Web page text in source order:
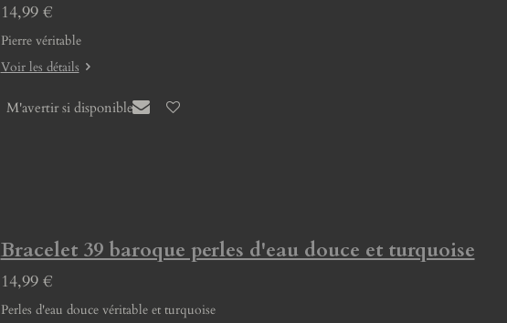
14,99 €
Pierre véritable
Voir les détails
M'avertir si disponible
Bracelet 39 baroque perles d'eau douce et turquoise
14,99 €
Perles d'eau douce véritable et turquoise